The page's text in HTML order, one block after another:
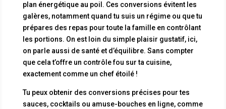
plan énergétique au poil. Ces conversions évitent les
galères, notamment quand tu suis un régime ou que tu
prépares des repas pour toute la famille en contrôlant
les portions. On est loin du simple plaisir gustatif, ici,
on parle aussi de santé et d’équilibre. Sans compter
que cela t’offre un contrôle fou sur ta cuisine,
exactement comme un chef étoilé !
Tu peux obtenir des conversions précises pour tes
sauces, cocktails ou amuse-bouches en ligne, comme